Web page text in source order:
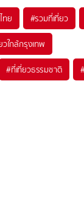
ทย #รวมที่เที่ยว
วใกล้กรุงเทพ
#ที่เที่ยวธรรมชาติ